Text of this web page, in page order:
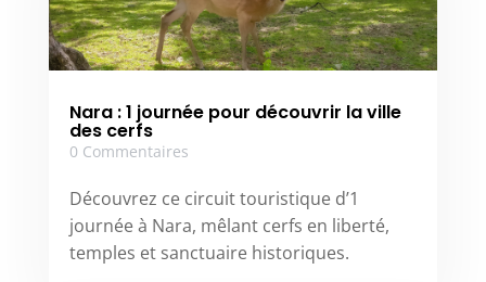
Nara : 1 journée pour découvrir la ville
des cerfs
0 Commentaires
Découvrez ce circuit touristique d’1
journée à Nara, mêlant cerfs en liberté,
temples et sanctuaire historiques.